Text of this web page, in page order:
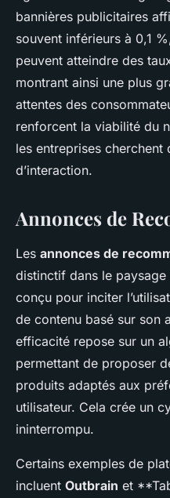
bannières publicitaires
souvent inférieurs à 0,1
peuvent atteindre des
montrant ainsi une plus
attentes des
renforcent la viabilité du
les entreprises cherchent
d’interaction.
Annonces de
Les annonces de
distinctif dans le
conçu pour inciter
de contenu basé sur son
efficacité repose sur un
permettant de proposer
produits adaptés aux
utilisateur. Cela crée un
ininterrompu.
Certains exemples de
incluent Outbrain et